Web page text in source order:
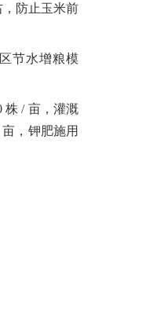
，防止玉米前
节水增粮模
株/ 亩，灌溉
亩，钾肥施用